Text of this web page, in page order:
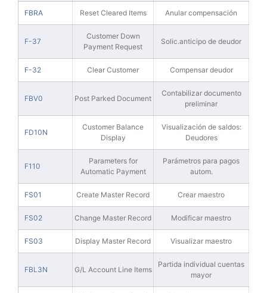
FBRA Reset Cleared Items Anular compensación
F-37
Customer Down
Payment Request
Solic.anticipo de deudor
F-32 Clear Customer Compensar deudor
FBV0 Post Parked Document
Contabilizar documento
preliminar
FD10N
Customer Balance
Display
Visualización de saldos:
Deudores
F110
Parameters for
Automatic Payment
Parámetros para pagos
autom.
FS01 Create Master Record Crear maestro
FS02 Change Master Record Modificar maestro
FS03 Display Master Record Visualizar maestro
FBL3N G/L Account Line Items
Partida individual cuentas
mayor